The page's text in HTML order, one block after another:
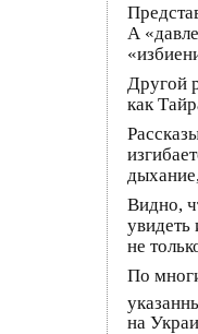
А
Другой
как
Видно,
увидеть
не
По
на